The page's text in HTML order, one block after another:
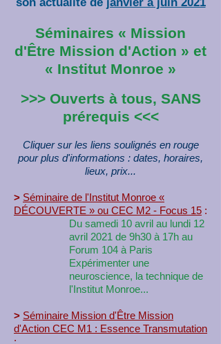
Séminaires « Mission
d'Être Mission d'Action » et
« Institut Monroe »
>>> Ouverts à tous, SANS
prérequis <<<
Cliquer sur les liens soulignés en rouge
pour plus d'informations : dates, horaires,
lieux, prix...
> Séminaire de l'Institut Monroe «
DÉCOUVERTE » ou CEC M2 - Focus 15 :
Du samedi 10 avril au lundi 12
avril 2021 de 9h30 à 17h au
Forum 104 à Paris
Expérimenter une
neuroscience, la technique de
l'Institut Monroe...
> Séminaire Mission d'Être Mission
d'Action CEC M1 : Essence Transmutation
: